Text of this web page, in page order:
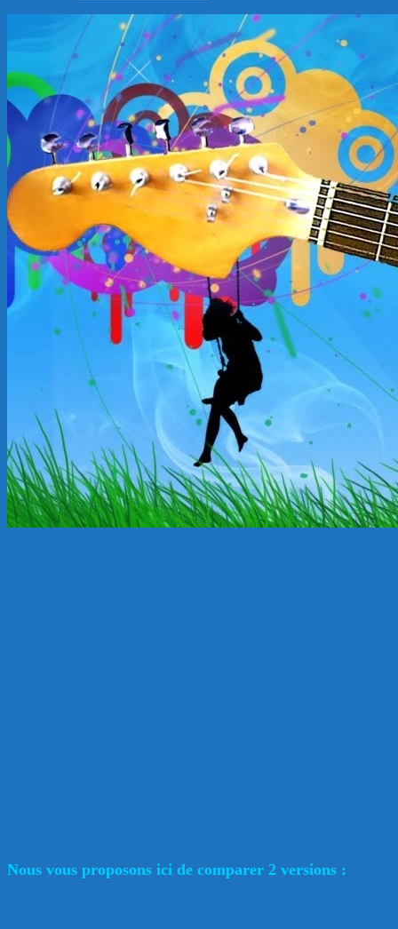
Nous vous proposons ici de comparer 2 versions :